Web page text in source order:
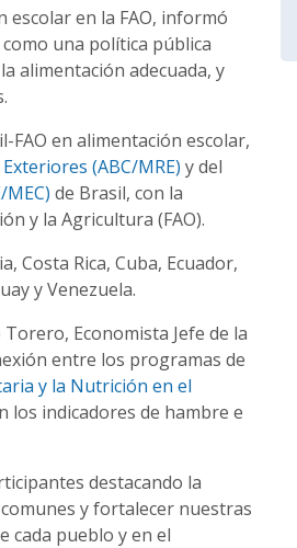
escolar en la FAO, informó
una política pública
alimentación adecuada, y
FAO en alimentación escolar,
(ABC/MRE) y del
de Brasil, con la
y la Agricultura (FAO).
Costa Rica, Cuba, Ecuador,
y Venezuela.
Economista Jefe de la
entre los programas de
y la Nutrición en el
los indicadores de hambre e
destacando la
y fortalecer nuestras
cada pueblo y en el